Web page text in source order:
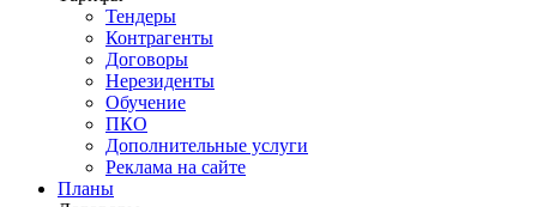
Тендеры
Контрагенты
Договоры
Нерезиденты
Обучение
ПКО
Дополнительные услуги
Реклама на сайте
Планы